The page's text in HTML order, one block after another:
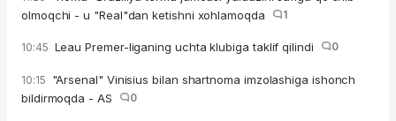
olmoqchi - u "Real"dan ketishni xohlamoqda
1
10:45 Leau Premer-liganing uchta klubiga taklif qilindi 0
10:15 "Arsenal" Vinisius bilan shartnoma imzolashiga ishonch
bildirmoqda - AS
0